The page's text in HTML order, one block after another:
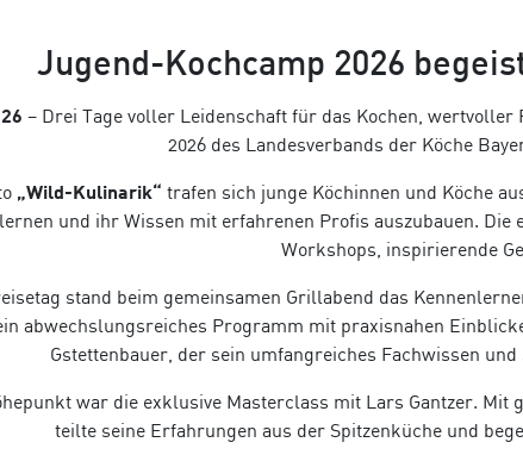
Jugend-Kochcamp 2026
– Drei Tage voller Leidenschaft für das Kochen,
2026 des Landesverbands der Köche
„Wild-Kulinarik“ trafen sich junge Köchinnen und Köche
und ihr Wissen mit erfahrenen Profis auszubauen.
Workshops, inspirierende
stand beim gemeinsamen Grillabend das
abwechslungsreiches Programm mit praxisnahen
Gstettenbauer, der sein umfangreiches Fachwissen
war die exklusive Masterclass mit Lars Gantzer.
teilte seine Erfahrungen aus der Spitzenküche und